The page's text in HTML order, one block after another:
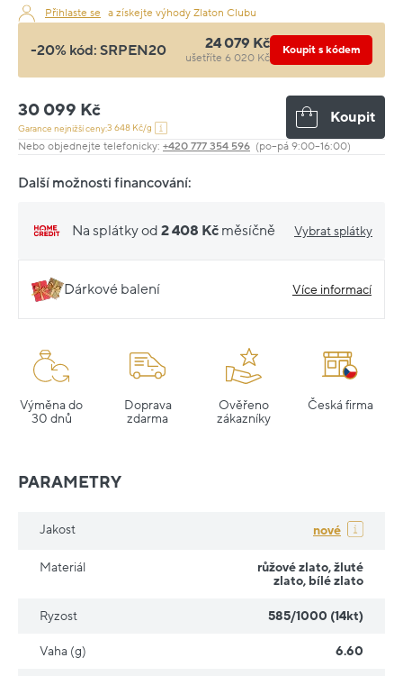
Přihlaste se a získejte výhody Zlaton Clubu
-20% kód: SRPEN20 24 079 Kč
ušetříte 6 020 Kč
Koupit s kódem
30 099 Kč
Garance nejnižší ceny:3 648 Kč/g
Koupit
Nebo objednejte telefonicky: +420 777 354 596 (po–pá 9:00–16:00)
Další možnosti financování:
Na splátky od 2 408 Kč měsíčně Vybrat splátky
Dárkové balení Více informací
Výměna do
30 dnů
Doprava
zdarma
Ověřeno
zákazníky
Česká firma
PARAMETRY
Jakost nové
Materiál růžové zlato, žluté
zlato, bílé zlato
Ryzost 585/1000 (14kt)
Vaha (g) 6.60